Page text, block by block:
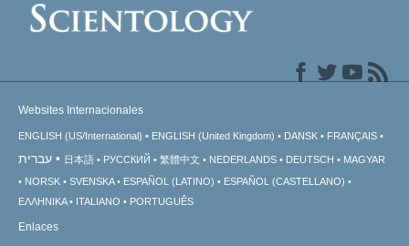
Websites Internacionales
ENGLISH (US/International) ENGLISH (United Kingdom) DANSK FRANÇAIS
עברית 日本語 РУССКИЙ 繁體中文 NEDERLANDS DEUTSCH
MAGYAR
NORSK
SVENSKA ESPAÑOL (LATINO)
ESPAÑOL (CASTELLANO)
ΕΛΛΗΝΙΚA
ITALIANO PORTUGUÊS
Enlaces